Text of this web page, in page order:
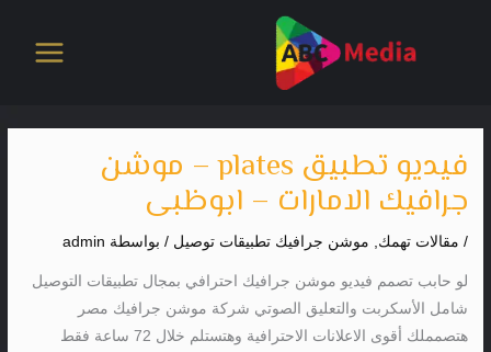
فيديو تطبيق plates – موشن
جرافيك الامارات – ابوظبى
/ مقالات تهمك, موشن جرافيك تطبيقات توصيل / بواسطة admin
لو حابب تصمم فيديو موشن جرافيك احترافي بمجال تطبيقات التوصيل
شامل الأسكربت والتعليق الصوتي شركة موشن جرافيك مصر
هتصمملك أقوى الاعلانات الاحترافية وهتستلم خلال 72 ساعة فقط